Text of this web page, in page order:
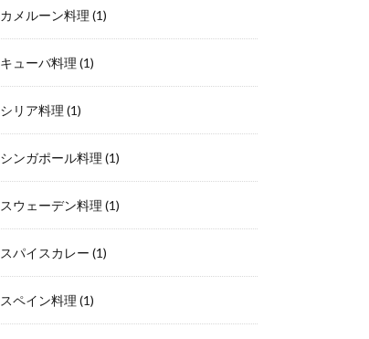
カメルーン料理 (1)
キューバ料理 (1)
シリア料理 (1)
シンガポール料理 (1)
スウェーデン料理 (1)
スパイスカレー (1)
スペイン料理 (1)